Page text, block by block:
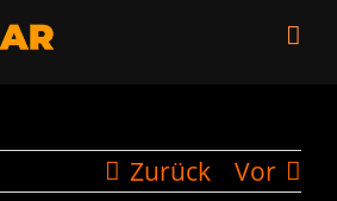
Zurück Vor